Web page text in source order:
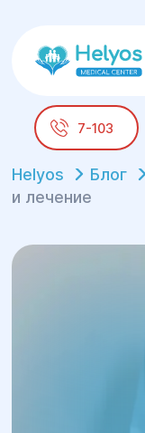
7-103
Helyos Блог
и лечение